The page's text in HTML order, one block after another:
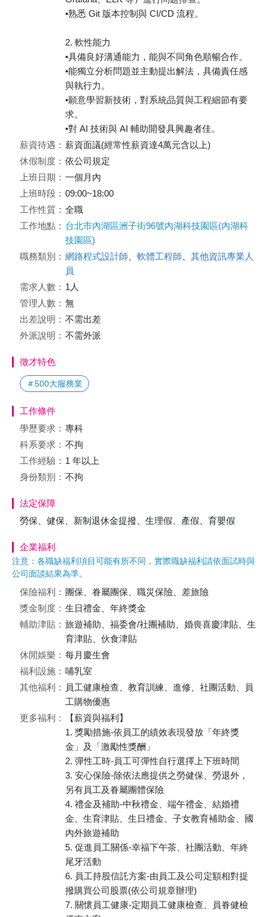
•熟悉 Git 版本控制與 CI/CD 流程。
2. 軟性能力
•具備良好溝通能力，能與不同角色順暢合作。
•能獨立分析問題並主動提出解法，具備責任感
與執行力。
•願意學習新技術，對系統品質與工程細節有要
求。
•對 AI 技術與 AI 輔助開發具興趣者佳。
薪資待遇： 薪資面議(經常性薪資達4萬元含以上)
休假制度： 依公司規定
上班日期： 一個月內
上班時段： 09:00~18:00
工作性質： 全職
工作地點： 台北市內湖區洲子街96號內湖科技園區(內湖科
技園區)
職務類別： 網路程式設計師 軟體工程師
其他資訊專業人
員
需求人數： 1人
管理人數： 無
出差說明： 不需出差
外派說明： 不需外派
徵才特色
＃500大服務業
工作條件
學歷要求： 專科
科系要求： 不拘
工作經驗： 1 年以上
身份類別： 不拘
法定保障
勞保、健保、新制退休金提撥、生理假、產假、育嬰假
企業福利
注意：各職缺福利項目可能有所不同，實際職缺福利請依面試時與
公司面談結果為準。
保險福利： 團保、眷屬團保、職災保險、差旅險
獎金制度： 生日禮金、年終獎金
輔助津貼： 旅遊補助、福委會/社團補助、婚喪喜慶津貼、生
育津貼、伙食津貼
休閒娛樂： 每月慶生會
福利設施： 哺乳室
其他福利： 員工健康檢查、教育訓練、進修、社團活動、員
工購物優惠
更多福利：
【薪資與福利】
1. 獎勵措施-依員工的績效表現發放「年終獎
金」及「激勵性獎酬」
2. 彈性工時-員工可彈性自行選擇上下班時間
3. 安心保險-除依法應提供之勞健保、勞退外，
另有員工及眷屬團體保險
4. 禮金及補助-中秋禮金、端午禮金、結婚禮
金、生育津貼、生日禮金、子女教育補助金、國
內外旅遊補助
5. 促進員工關係-幸福下午茶、社團活動、年終
尾牙活動
6. 員工持股信託方案-由員工及公司定額相對提
撥購買公司股票(依公司規章辦理)
7. 關懷員工健康-定期員工健康檢查、員眷健檢